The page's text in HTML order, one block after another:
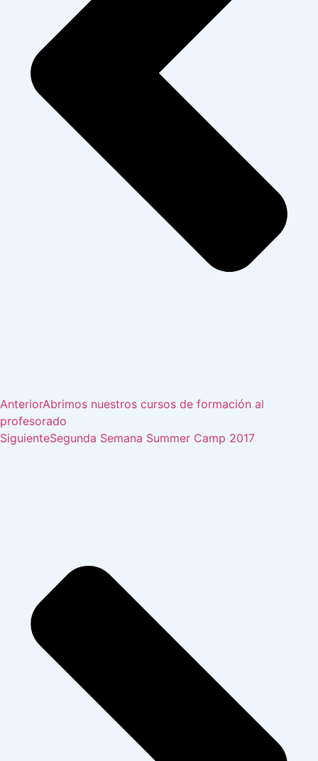
AnteriorAbrimos nuestros cursos de formación al
profesorado
SiguienteSegunda Semana Summer Camp 2017